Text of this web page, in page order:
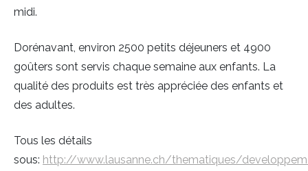
midi.
Dorénavant, environ 2500 petits déjeuners et 4900
goûters sont servis chaque semaine aux enfants. La
qualité des produits est très appréciée des enfants et
des adultes.
Tous les détails
sous: http://www.lausanne.ch/thematiques/